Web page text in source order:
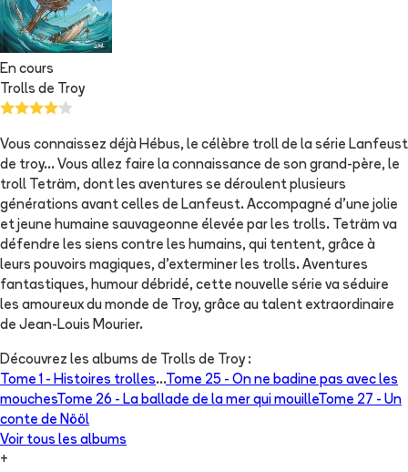
En cours
Trolls de Troy
Vous connaissez déjà Hébus, le célèbre troll de la série Lanfeust
de troy... Vous allez faire la connaissance de son grand-père, le
troll Teträm, dont les aventures se déroulent plusieurs
générations avant celles de Lanfeust. Accompagné d'une jolie
et jeune humaine sauvageonne élevée par les trolls. Teträm va
défendre les siens contre les humains, qui tentent, grâce à
leurs pouvoirs magiques, d'exterminer les trolls. Aventures
fantastiques, humour débridé, cette nouvelle série va séduire
les amoureux du monde de Troy, grâce au talent extraordinaire
de Jean-Louis Mourier.
Découvrez les albums de Trolls de Troy:
Tome 1 - Histoires trolles...Tome 25 - On ne badine pas avec les
mouchesTome 26 - La ballade de la mer qui mouilleTome 27 - Un
conte de Nööl
Voir tous les albums
+